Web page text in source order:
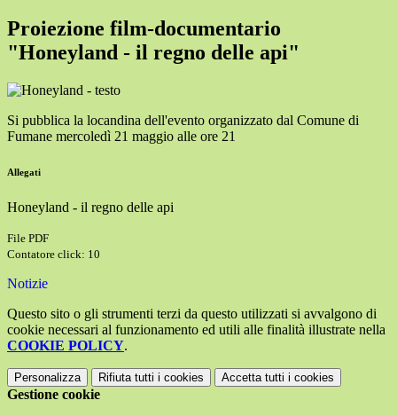
Proiezione film-documentario
"Honeyland - il regno delle api"
Si pubblica la locandina dell'evento organizzato dal Comune di
Fumane mercoledì 21 maggio alle ore 21
Allegati
Honeyland - il regno delle api
File PDF
Contatore click: 10
Notizie
Questo sito o gli strumenti terzi da questo utilizzati si avvalgono di
cookie necessari al funzionamento ed utili alle finalità illustrate nella
COOKIE POLICY.
Personalizza Rifiuta tutti i cookies Accetta tutti i cookies
Gestione cookie